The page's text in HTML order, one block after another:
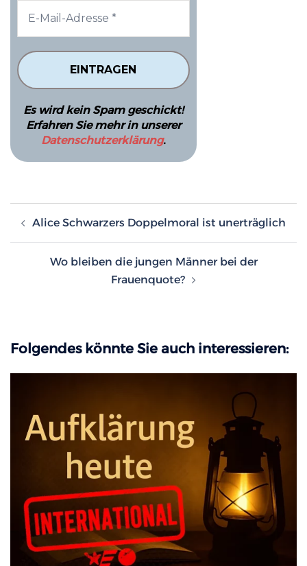
Es wird kein Spam geschickt!
Erfahren Sie mehr in unserer
Datenschutzerklärung.
Alice Schwarzers Doppelmoral ist unerträglich
Wo bleiben die jungen Männer bei der
Frauenquote?
Folgendes könnte Sie auch interessieren: